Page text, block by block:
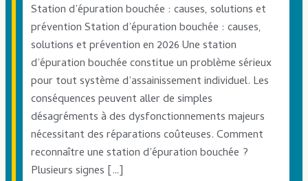
Station d’épuration bouchée : causes, solutions et
prévention Station d’épuration bouchée : causes,
solutions et prévention en 2026 Une station
d’épuration bouchée constitue un problème sérieux
pour tout système d’assainissement individuel. Les
conséquences peuvent aller de simples
désagréments à des dysfonctionnements majeurs
nécessitant des réparations coûteuses. Comment
reconnaître une station d’épuration bouchée ?
Plusieurs signes […]